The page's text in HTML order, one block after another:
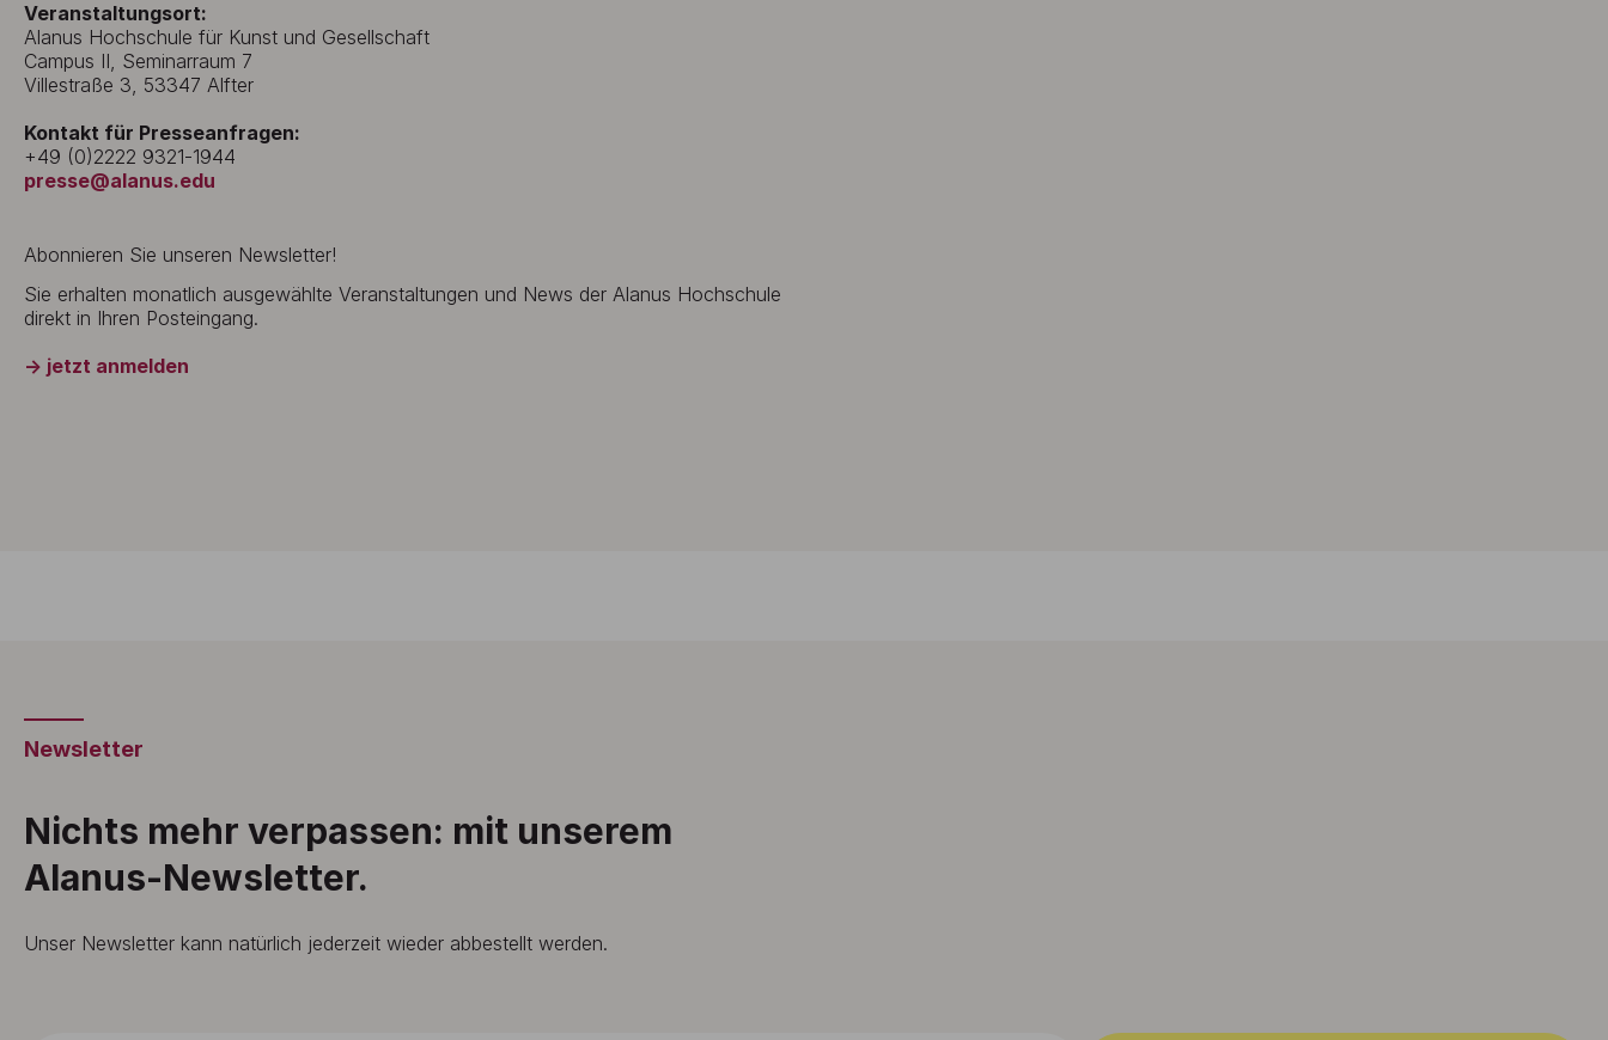
Veranstaltungsort:
Alanus Hochschule für Kunst und Gesellschaft
Campus II, Seminarraum 7
Villestraße 3, 53347 Alfter
Kontakt für Presseanfragen:
+49 (0)2222 9321-1944
presse@alanus.edu
Abonnieren Sie unseren Newsletter!
Sie erhalten monatlich ausgewählte Veranstaltungen und News der Alanus Hochschule
direkt in Ihren Posteingang.
→ jetzt anmelden
Newsletter
Nichts mehr verpassen: mit unserem
Alanus-Newsletter.
Unser Newsletter kann natürlich jederzeit wieder abbestellt werden.